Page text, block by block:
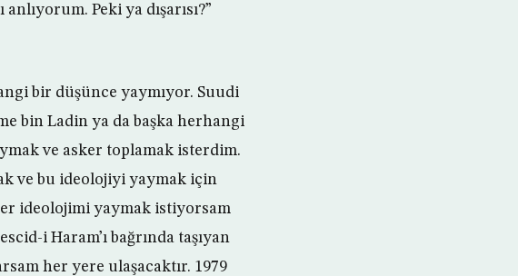
Peki ya dışarısı?”
bir düşünce yaymıyor. Suudi
bin Ladin ya da başka herhangi
ve asker toplamak isterdim.
ve bu ideolojiyi yaymak için
ideolojimi yaymak istiyorsam
i Haram’ı bağrında taşıyan
her yere ulaşacaktır. 1979